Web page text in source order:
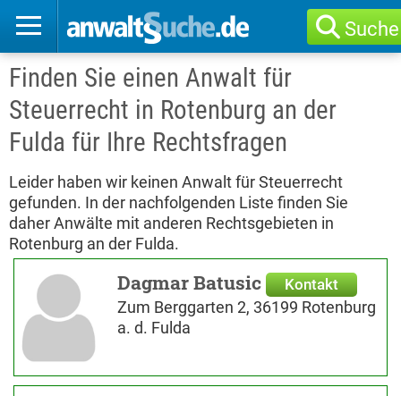
Suche
Finden Sie einen Anwalt für
Steuerrecht in Rotenburg an der
Fulda für Ihre Rechtsfragen
Leider haben wir keinen Anwalt für Steuerrecht
gefunden. In der nachfolgenden Liste finden Sie
daher Anwälte mit anderen Rechtsgebieten in
Rotenburg an der Fulda.
Dagmar Batusic Kontakt
Zum Berggarten 2, 36199 Rotenburg
a. d. Fulda